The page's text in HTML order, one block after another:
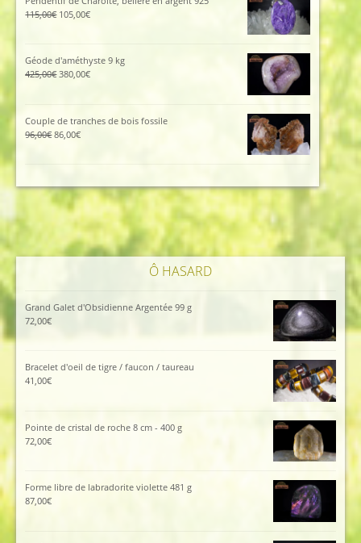
185,00€.129,00€.
115,00€ Le
était :
115,00€.
105,00€Le
105,00€.
Géode d'améthyste 9 kg
425,00€ Le
425,00€.
380,00€Le
380,00€.
Couple de tranches de bois fossile
96,00€Le
96,00€.
86,00€Le
86,00€.
Ô HASARD
Grand Galet d'Obsidienne Argentée 99 g
72,00€
Bracelet d'oeil de tigre / faucon / taureau
41,00€
Pointe de cristal de roche 8 cm - 400 g
72,00€
Forme libre de labradorite violette 481 g
87,00€